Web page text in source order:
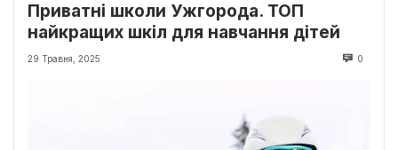
Приватні школи Ужгорода. ТОП
найкращих шкіл для навчання дітей
29 Травня, 2025 0